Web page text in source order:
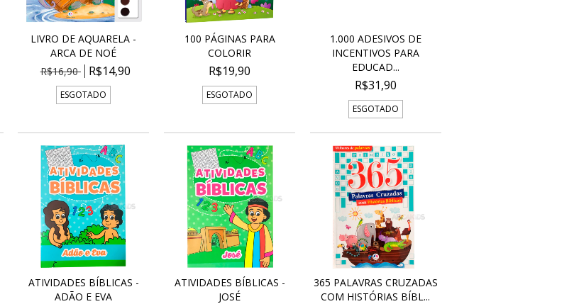
LIVRO DE AQUARELA -
ARCA DE NOÉ
R$16,90
R$14,90
ESGOTADO
100 PÁGINAS PARA
COLORIR
R$19,90
ESGOTADO
1.000 ADESIVOS DE
INCENTIVOS PARA
EDUCAD...
R$31,90
ESGOTADO
ATIVIDADES BÍBLICAS -
ADÃO E EVA
ATIVIDADES BÍBLICAS -
JOSÉ
365 PALAVRAS CRUZADAS
COM HISTÓRIAS BÍBL...